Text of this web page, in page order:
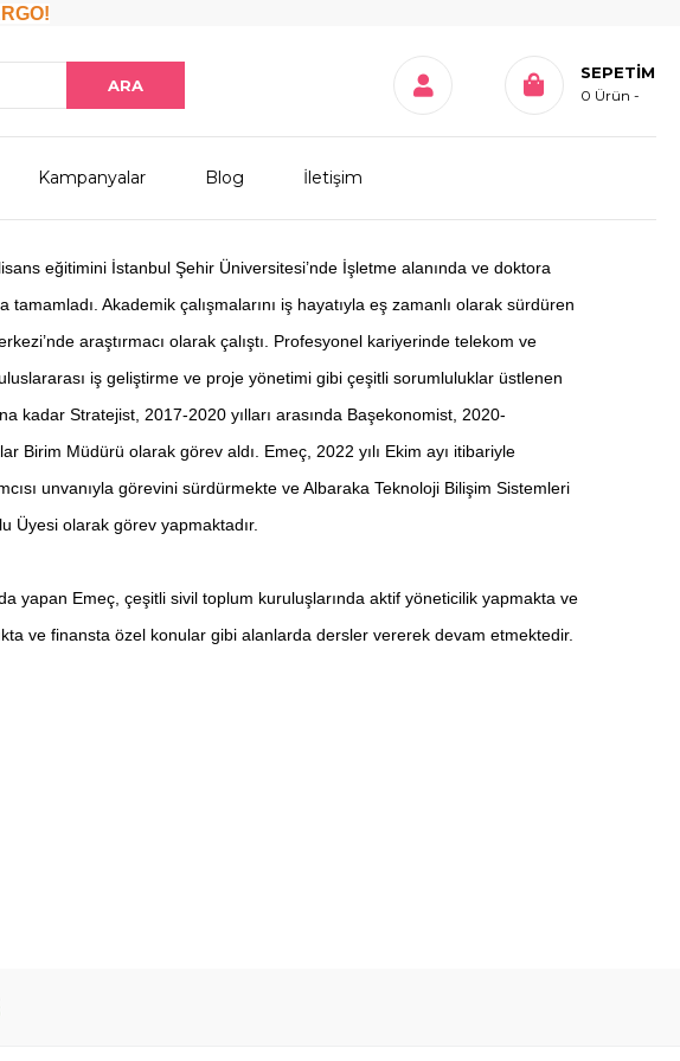
SEPETIM
0 Ürün
Kampanyalar Blog İletişim
eğitimini İstanbul Şehir Üniversitesi’nde İşletme alanında ve doktora
Akademik çalışmalarını iş hayatıyla eş zamanlı olarak sürdüren
araştırmacı olarak çalıştı. Profesyonel kariyerinde telekom ve
iş geliştirme ve proje yönetimi gibi çeşitli sorumluluklar üstlenen
kadar Stratejist, 2017-2020 yılları arasında Başekonomist, 2020-
Birim Müdürü olarak görev aldı. Emeç, 2022 yılı Ekim ayı itibariyle
unvanıyla görevini sürdürmekte ve Albaraka Teknoloji Bilişim Sistemleri
Üyesi olarak görev yapmaktadır.
yapan Emeç, çeşitli sivil toplum kuruluşlarında aktif yöneticilik yapmakta ve
ve finansta özel konular gibi alanlarda dersler vererek devam etmektedir.